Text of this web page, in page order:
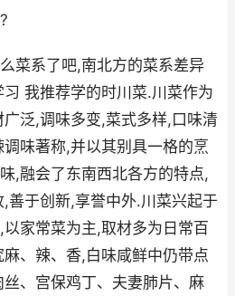
菜系了吧,南北方的菜系差异
我推荐学的时川菜.川菜作为
泛,调味多变,菜式多样,口味清
味著称,并以其别具一格的烹
,融会了东南西北各方的特点,
善于创新,享誉中外.川菜兴起于
家常菜为主,取材多为日常百
、辣、香,白味咸鲜中仍带点
、宫保鸡丁、夫妻肺片、麻